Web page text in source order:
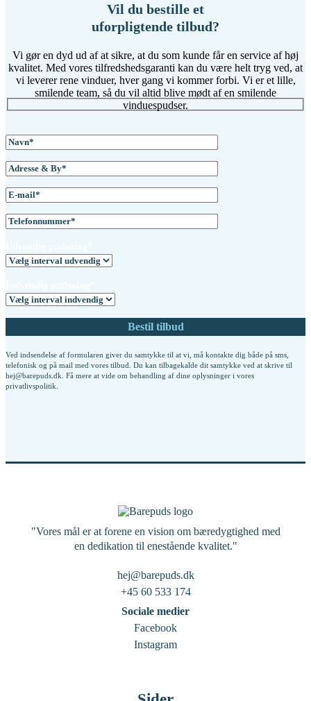
Vil du bestille et
uforpligtende tilbud?
Vi gør en dyd ud af at sikre, at du som kunde får en service af høj
kvalitet. Med vores tilfredshedsgaranti kan du være helt tryg ved, at
vi leverer rene vinduer, hver gang vi kommer forbi. Vi er et lille,
smilende team, så du vil altid blive mødt af en smilende
vinduespudser.
Ved indsendelse af formularen giver du samtykke til at vi, må kontakte dig både på sms,
telefonisk og på mail med vores tilbud. Du kan tilbagekalde dit samtykke ved at skrive til
hej@barepuds.dk. Få mere at vide om behandling af dine oplysninger i vores
privatlivspolitik
"Vores mål er at forene en vision om bæredygtighed med
en dedikation til enestående kvalitet."
hej@barepuds.dk
+45 60 533 174
Sociale medier
Facebook
Instagram